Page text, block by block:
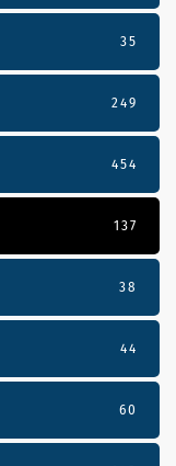
35
249
454
137
38
44
60